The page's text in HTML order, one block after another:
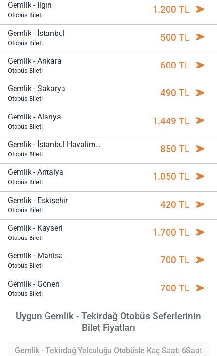
Gemlik - Ilgın
Otobüs Bileti 1.200 TL
Gemlik - İstanbul
Otobüs Bileti 500 TL
Gemlik - Ankara
Otobüs Bileti 600 TL
Gemlik - Sakarya
Otobüs Bileti 490 TL
Gemlik - Alanya
Otobüs Bileti 1.449 TL
Gemlik - İstanbul Havalimanı
Otobüs Bileti 850 TL
Gemlik - Antalya
Otobüs Bileti 1.050 TL
Gemlik - Eskişehir
Otobüs Bileti 420 TL
Gemlik - Kayseri
Otobüs Bileti 1.700 TL
Gemlik - Manisa
Otobüs Bileti 700 TL
Gemlik - Gönen
Otobüs Bileti 700 TL
Uygun Gemlik - Tekirdağ Otobüs Seferlerinin
Bilet Fiyatları
Gemlik - Tekirdağ Yolculuğu Otobüsle Kaç Saat: 6Saat